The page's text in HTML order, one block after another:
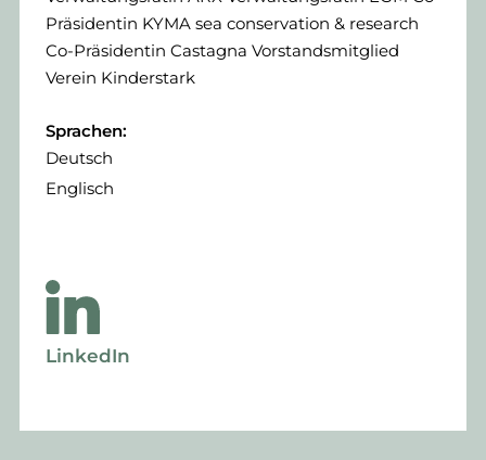
Präsidentin KYMA sea conservation & research
Co-Präsidentin Castagna Vorstandsmitglied
Verein Kinderstark
Sprachen:
Deutsch
Englisch
LinkedIn